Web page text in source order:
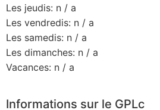
Les jeudis: n / a
Les vendredis: n / a
Les samedis: n / a
Les dimanches: n / a
Vacances: n / a
Informations sur le GPLc